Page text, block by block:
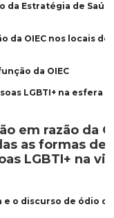
Estratégia de
da OIEC nos locais
da OIEC
LGBTI+ na esfera
em razão da
as formas de
LGBTI+ na
o discurso de ódio